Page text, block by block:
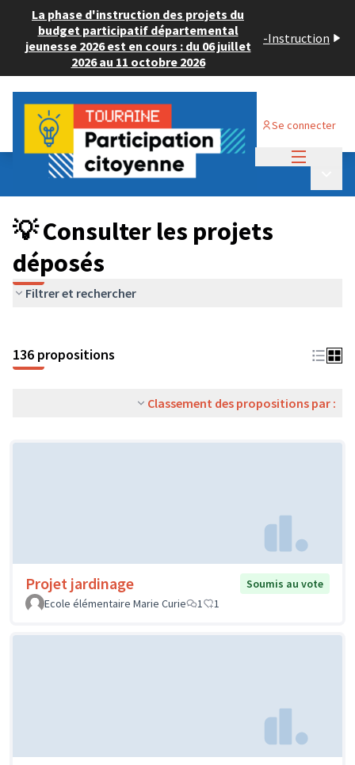
La phase d'instruction des projets du
budget participatif départemental
jeunesse 2026 est en cours : du 06 juillet
2026 au 11 octobre 2026
-Instruction
Se connecter
Budget Participatif JEUNESSE 2024
💡 Consulter les projets déposés
💡 Consulter les projets
déposés
Filtrer et rechercher
136 propositions
Classement des propositions par :
Projet jardinage
Soumis au vote
Ecole élémentaire Marie Curie
1 1